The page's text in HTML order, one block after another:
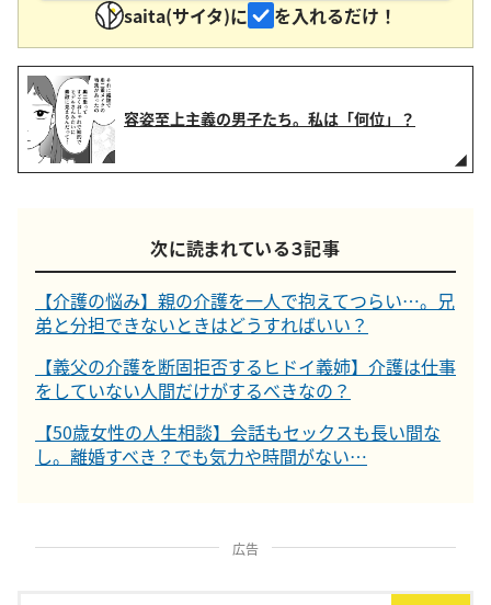
saita(サイタ)に
を入れるだけ！
容姿至上主義の男子たち。私は「何位」？
次に読まれている３記事
【介護の悩み】親の介護を一人で抱えてつらい…。兄
弟と分担できないときはどうすればいい？
【義父の介護を断固拒否するヒドイ義姉】介護は仕事
をしていない人間だけがするべきなの？
【50歳女性の人生相談】会話もセックスも長い間な
し。離婚すべき？でも気力や時間がない…
広告